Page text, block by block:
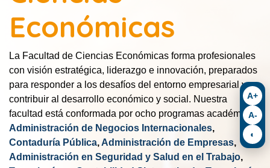
Económicas
La Facultad de Ciencias Económicas forma profesionales
con visión estratégica, liderazgo e innovación, preparados
para responder a los desafíos del entorno empresarial y
contribuir al desarrollo económico y social. Nuestra
facultad está conformada por ocho programas académicos:
Administración de Negocios Internacionales,
Contaduría Pública,Administración de Empresas,
Administración en Seguridad y Salud en el Trabajo,
A+
A-
◐